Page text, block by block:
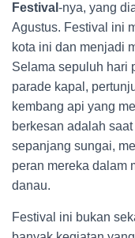
Festival -nya, yang
Agustus. Festival ini
kota ini dan menjadi
Selama sepuluh hari
parade kapal,
kembang api yang
berkesan adalah
sepanjang sungai,
peran mereka dalam
danau.
Festival ini bukan